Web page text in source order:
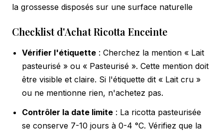
la grossesse disposés sur une surface naturelle
Checklist d'Achat Ricotta Enceinte
Vérifier l'étiquette : Cherchez la mention « Lait
pasteurisé » ou « Pasteurisé ». Cette mention doit
être visible et claire. Si l'étiquette dit « Lait cru »
ou ne mentionne rien, n'achetez pas.
Contrôler la date limite : La ricotta pasteurisée
se conserve 7-10 jours à 0-4 °C. Vérifiez que la